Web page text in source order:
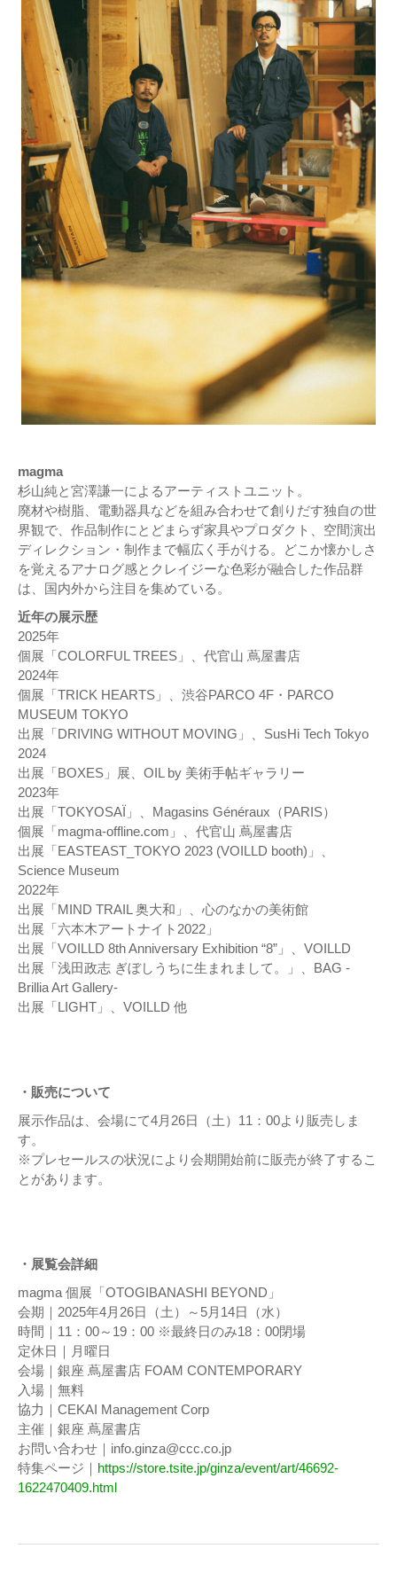
magma
杉山純と宮澤謙一によるアーティストユニット。
廃材や樹脂、電動器具などを組み合わせて創りだす独自の世
界観で、作品制作にとどまらず家具やプロダクト、空間演出
ディレクション・制作まで幅広く手がける。どこか懐かしさ
を覚えるアナログ感とクレイジーな色彩が融合した作品群
は、国内外から注目を集めている。
近年の展示歴
2025年
個展「COLORFUL TREES」、代官山 蔦屋書店
2024年
個展「TRICK HEARTS」、渋谷PARCO 4F・PARCO
MUSEUM TOKYO
出展「DRIVING WITHOUT MOVING」、SusHi Tech Tokyo
2024
出展「BOXES」展、OIL by 美術手帖ギャラリー
2023年
出展「TOKYOSAÏ」、Magasins Généraux（PARIS）
個展「magma-offline.com」、代官山 蔦屋書店
出展「EASTEAST_TOKYO 2023 (VOILLD booth)」、
Science Museum
2022年
出展「MIND TRAIL 奥大和」、心のなかの美術館
出展「六本木アートナイト2022」
出展「VOILLD 8th Anniversary Exhibition “8”」、VOILLD
出展「浅田政志 ぎぼしうちに生まれまして。」、BAG -
Brillia Art Gallery-
出展「LIGHT」、VOILLD 他
・販売について
展示作品は、会場にて4月26日（土）11：00より販売しま
す。
※プレセールスの状況により会期開始前に販売が終了するこ
とがあります。
・展覧会詳細
magma 個展「OTOGIBANASHI BEYOND」
会期｜2025年4月26日（土）～5月14日（水）
時間｜11：00～19：00 ※最終日のみ18：00閉場
定休日｜月曜日
会場｜銀座 蔦屋書店 FOAM CONTEMPORARY
入場｜無料
協力｜CEKAI Management Corp
主催｜銀座 蔦屋書店
お問い合わせ｜info.ginza@ccc.co.jp
特集ページ｜ https://store.tsite.jp/ginza/event/art/46692-
1622470409.html